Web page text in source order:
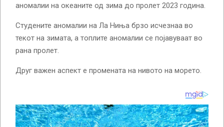
аномалии на океаните од зима до пролет 2023 година.
Студените аномалии на Ла Ниња брзо исчезнаа во
текот на зимата, а топлите аномалии се појавуваат во
рана пролет.
Друг важен аспект е промената на нивото на морето.